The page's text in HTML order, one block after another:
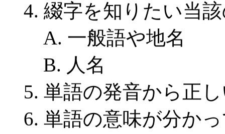
4. 綴字を知りたい当
A. 一般語や地名
B. 人名
5. 単語の発音から正
6. 単語の意味が分か